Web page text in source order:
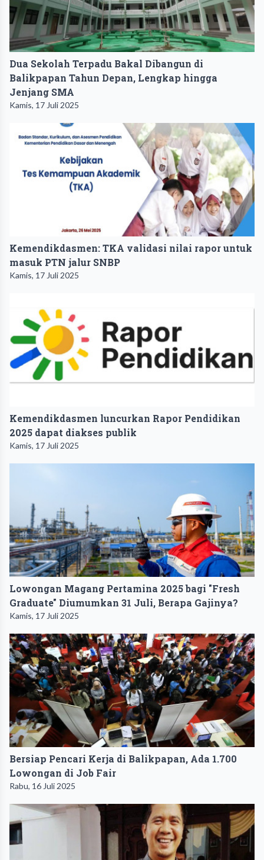
Dua Sekolah Terpadu Bakal Dibangun di
Balikpapan Tahun Depan, Lengkap hingga
Jenjang SMA
Kamis, 17 Juli 2025
Kemendikdasmen: TKA validasi nilai rapor untuk
masuk PTN jalur SNBP
Kamis, 17 Juli 2025
Kemendikdasmen luncurkan Rapor Pendidikan
2025 dapat diakses publik
Kamis, 17 Juli 2025
Lowongan Magang Pertamina 2025 bagi "Fresh
Graduate" Diumumkan 31 Juli, Berapa Gajinya?
Kamis, 17 Juli 2025
Bersiap Pencari Kerja di Balikpapan, Ada 1.700
Lowongan di Job Fair
Rabu, 16 Juli 2025